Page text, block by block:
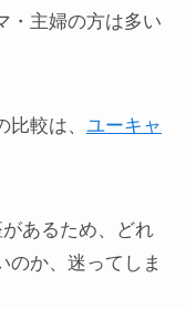
主婦の方は多い
較は、 ユーキャ
あるため、どれ
のか、迷ってしま